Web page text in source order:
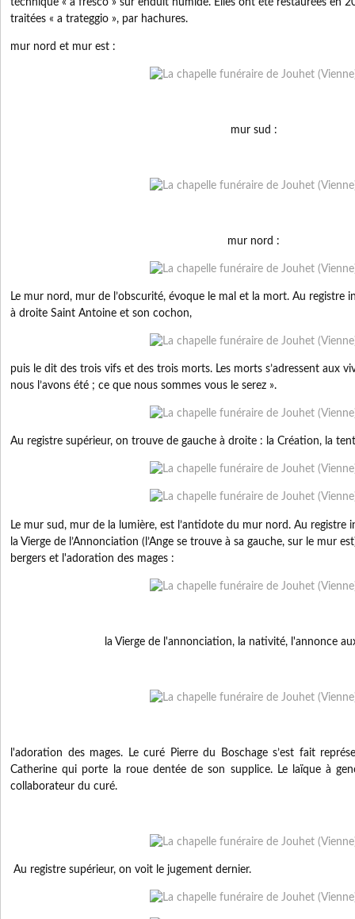
téchnique « a fresco » sur enduit humide. Elles ont été restaurées en
traitées « a trateggio », par hachures.
mur nord et mur est :
mur sud :
mur nord :
Le mur nord, mur de l’obscurité, évoque le mal et la mort. Au registre
à droite Saint Antoine et son cochon,
puis le dit des trois vifs et des trois morts. Les morts s’adressent aux
nous l’avons été ; ce que nous sommes vous le serez ».
Au registre supérieur, on trouve de gauche à droite : la Création, la
Le mur sud, mur de la lumière, est l’antidote du mur nord. Au registre
la Vierge de l’Annonciation (l’Ange se trouve à sa gauche, sur le mur
bergers et l'adoration des mages :
la Vierge de l'annonciation, la nativité, l'annonce
l'adoration des mages.
Le curé Pierre du Boschage s’est fait
Catherine qui porte la roue dentée de son supplice. Le laïque à
collaborateur du curé.
Au registre supérieur, on voit le jugement dernier.